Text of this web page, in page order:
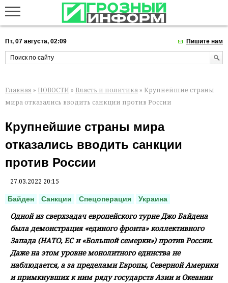
Пт, 07 августа, 02:09 Пишите нам
Главная » НОВОСТИ » Власть и политика » Крупнейшие страны
мира отказались вводить санкции против России
Крупнейшие страны мира
отказались вводить санкции
против России
27.03.2022 20:15
Байден Санкции Спецоперация Украина
Одной из сверхзадач европейского турне Джо Байдена
была демонстрация «единого фронта» коллективного
Запада (НАТО, ЕС и «Большой семерки») против России.
Даже на этом уровне монолитного единства не
наблюдается, а за пределами Европы, Северной Америки
и примкнувших к ним ряду государств Азии и Океании